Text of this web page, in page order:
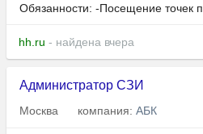
Обязанности: -Посещение точек
hh.ru - найдена вчера
Администратор СЗИ
Москва компания: АБК